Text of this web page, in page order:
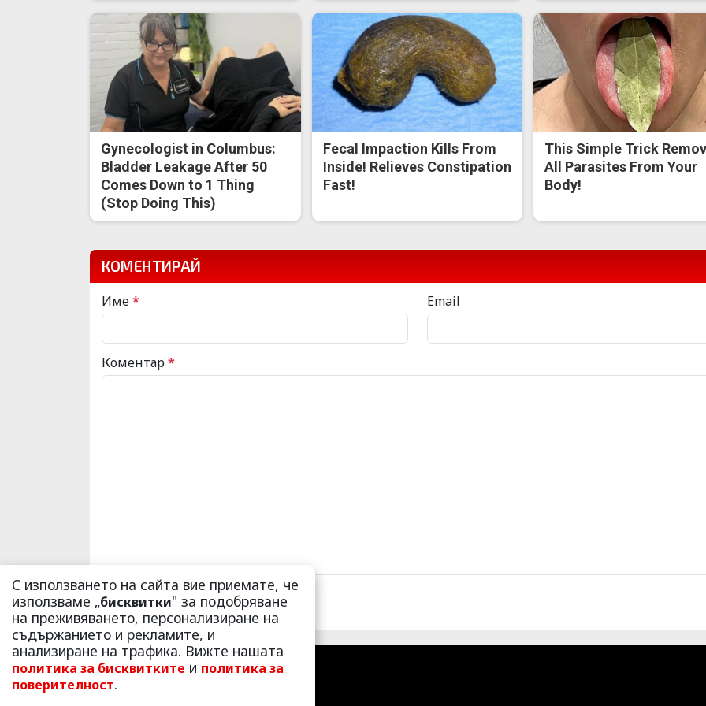
Gynecologist in Columbus:
Bladder Leakage After 50
Comes Down to 1 Thing
(Stop Doing This)
Fecal Impaction Kills From
Inside! Relieves Constipation
Fast!
This Simple Trick
All Parasites From Your
Body!
КОМЕНТИРАЙ
Име* Email
Коментар*
С използването на сайта вие приемате, че
използваме „бисквитки" за подобряване
на преживяването, персонализиране на
съдържанието и рекламите, и
анализиране на трафика. Вижте нашата
политика за бисквитките и политика за
поверителност.